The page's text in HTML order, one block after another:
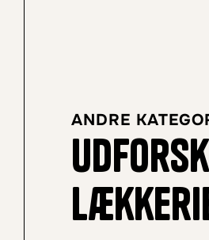
ANDRE